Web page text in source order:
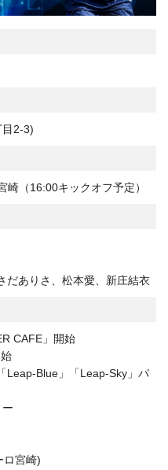
2-3)
崎（16:00キックオフ予定）
だありさ、松本愛、新庄結衣
CAFE」開始
Blue」「Leap-Sky」パ
ロ宮崎)